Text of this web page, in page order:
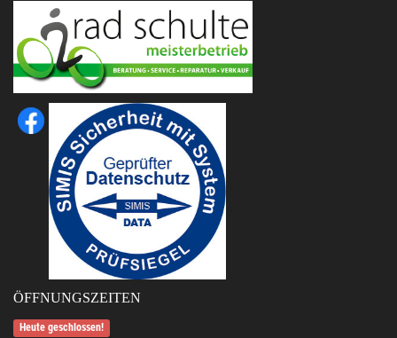
ÖFFNUNGSZEITEN
Heute geschlossen!